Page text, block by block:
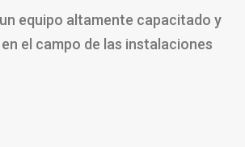
equipo altamente capacitado y
el campo de las instalaciones